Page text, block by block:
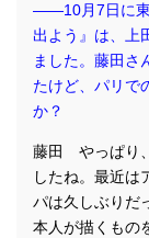
――10月7日に東
出よう』は、上
ました。藤田さ
たけど、パリで
か？
藤田 やっぱり
したね。最近は
パは久しぶりだ
本人が描くもの